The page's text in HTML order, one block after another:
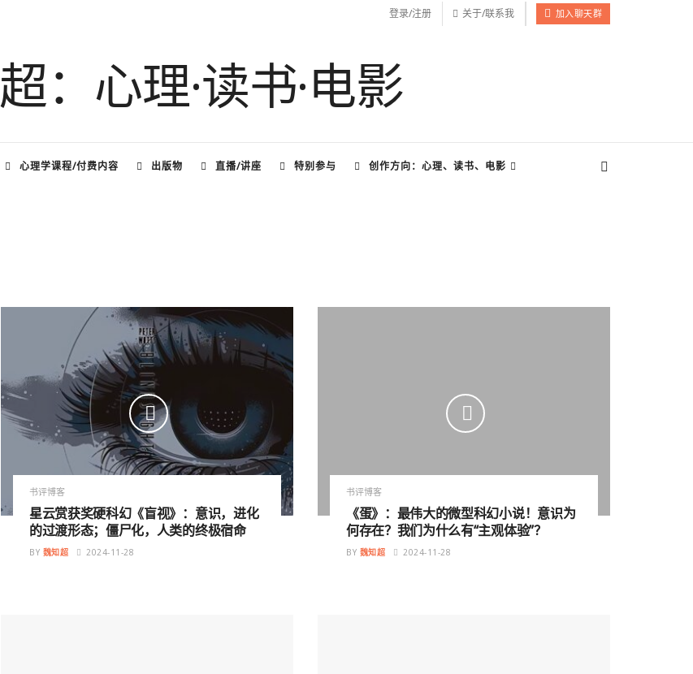
登录/注册 关于/联系我 加入聊天群
心理学课程/付费内容 出版物 直播/讲座 特别参与 创作方向：心理、读书、电影
书评博客
星云赏获奖硬科幻《盲视》：意识，进化
的过渡形态；僵尸化，人类的终极宿命
BY 魏知超 2024-11-28
书评博客
《蛋》：最伟大的微型科幻小说！意识为
何存在？我们为什么有“主观体验”？
BY 魏知超 2024-11-28